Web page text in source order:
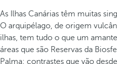
As Ilhas Canárias têm muitas
O arquipélago, de origem
ilhas, tem tudo o que um
áreas que são Reservas da
Palma; contrastes que vão